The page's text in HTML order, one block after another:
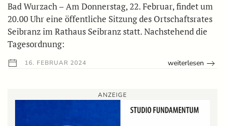
Bad Wurzach – Am Donnerstag, 22. Februar, findet um
20.00 Uhr eine öffentliche Sitzung des Ortschaftsrates
Seibranz im Rathaus Seibranz statt. Nachstehend die
Tagesordnung:
16. FEBRUAR 2024 weiterlesen
ANZEIGE